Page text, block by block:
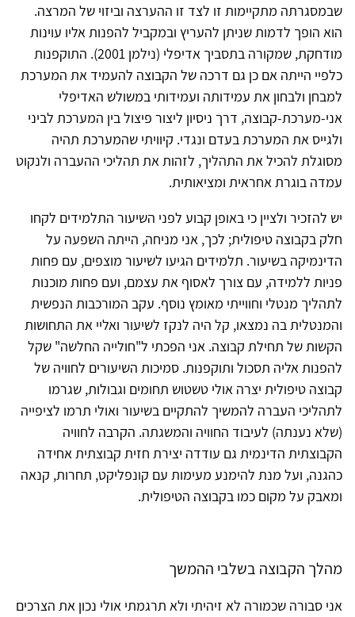
שבמסגרתה מתקיימות זו לצד זו ההערצה וביזוי של המרצה.
הוא הופך לדמות שניתן להעריץ ובמקביל להפנות אליו עוינות
מודחקת, שמקורה בתסביך אדיפלי (נילמן 2001). התוקפנות
כלפיי הייתה אם כן גם דרכה של הקבוצה להעמיד את המערכת
למבחן ולבחון את עמידותה ועמידותי במשולש האדיפלי
אני-מערכת-קבוצה, דרך ניסיון ליצור פיצול בין המערכת לביני
ולגייס את המערכת בעדם ונגדי. קיוויתי שהמערכת תהיה
מסוגלת להכיל את התהליך, לזהות את תהליכי ההעברה ולנקוט
עמדה בוגרת אחראית ומציאותית.
יש להזכיר ולציין כי באופן קבוע לפני השיעור התלמידים לקחו
חלק בקבוצה טיפולית; לכך, אני מניחה, הייתה השפעה על
הדינמיקה בשיעור. תלמידים הגיעו לשיעור מוצפים, עם פחות
פניות ללמידה, עם צורך לאסוף את עצמם, ועם פחות מוכנות
לתהליך מנטלי וחווייתי מאומץ נוסף. עקב המורכבות הנפשית
והמנטלית בה נמצאו, קל היה לנקז לשיעור ואליי את התחושות
הקשות של תחילת קבוצה. אני הפכתי ל"חולייה החלשה" שקל
להפנות אליה תסכול ותוקפנות. סמיכות השיעורים לחוויה של
קבוצה טיפולית יצרה אולי טשטוש תחומים וגבולות, שגרמו
לתהליכי העברה להמשיך להתקיים בשיעור ואולי תרמו לציפייה
(שלא נענתה) לעיבוד החוויה והמשגתה. הקרבה לחוויה
הקבוצתית הדינמית גם עודדה יצירת חזית קבוצתית אחידה
כהגנה, ועל מנת להימנע מעימות עם קונפליקט, תחרות, קנאה
ומאבק על מקום כמו בקבוצה הטיפולית.
מהלך הקבוצה בשלבי ההמשך
אני סבורה שכמורה לא זיהיתי ולא תרגמתי אולי נכון את הצרכים